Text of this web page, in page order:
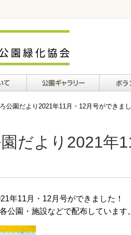
て
公園だより2021年11月・12月号ができま
だより2021年
年11月・12月号ができました！
公園・施設などで配布しています